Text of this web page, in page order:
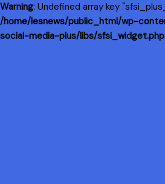
Warning: Undefined array key
/home/lesnews/public_html/wp-
social-media-plus/libs/sfsi_widget.php